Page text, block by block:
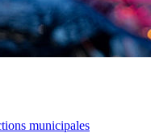
municipales